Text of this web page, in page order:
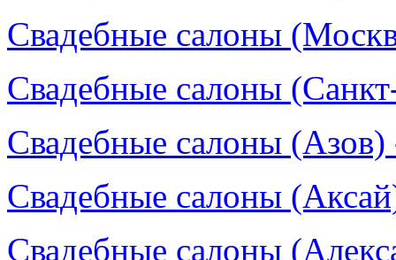
Свадебные салоны
Свадебные салоны
Свадебные салоны (Азов)
Свадебные салоны
Свадебные салоны